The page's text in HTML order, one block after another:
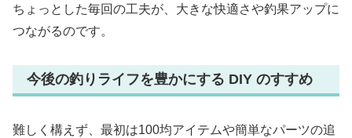
ちょっとした毎回の工夫が、大きな快適さや釣果アップに
つながるのです。
今後の釣りライフを豊かにする DIY のすすめ
難しく構えず、最初は100均アイテムや簡単なパーツの追